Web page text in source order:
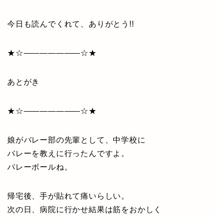
今日も読んでくれて、ありがとう!!
★☆———————☆★
あとがき
★☆———————☆★
娘がバレー部の先輩として、中学校に
バレーを教えに行ったんですよ。
バレーボールね。
帰宅後、手が貼れて痛いらしい。
次の日、病院に行かせ結果は筋をおかしく